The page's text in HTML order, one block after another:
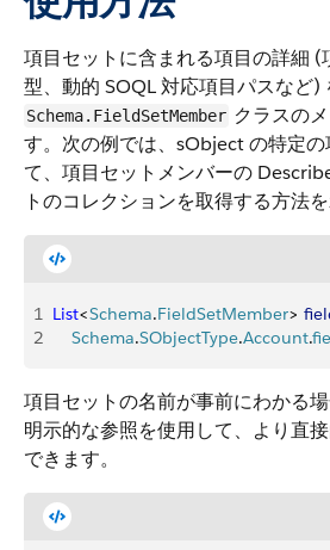
項目セットに含まれる項目の詳細 (
型、動的 SOQL 対応項目パスなど)
Schema.FieldSetMember クラスの
す。次の例では、sObject の特定
て、項目セットメンバーの
トのコレクションを取得する方法を
1 List<Schema.FieldSetMember>
2
    Schema
.SObjectType.Account.
項目セットの名前が事前にわかる
明示的な参照を使用して、より直
できます。